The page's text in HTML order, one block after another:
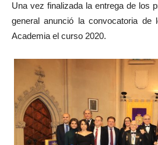
Una vez finalizada la entrega de los
general anunció la convocatoria
Academia el curso 2020.